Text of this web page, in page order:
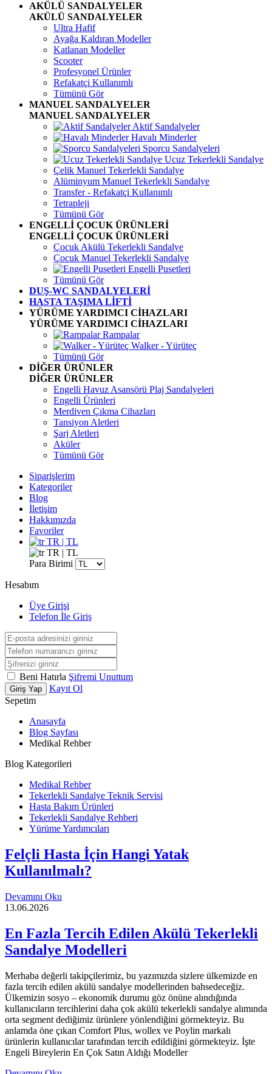
AKÜLÜ SANDALYELER
AKÜLÜ SANDALYELER
Ultra Hafif
Ayağa Kaldıran Modeller
Katlanan Modeller
Scooter
Profesyonel Ürünler
Refakatçi Kullanımlı
Tümünü Gör
MANUEL SANDALYELER
MANUEL SANDALYELER
Aktif Sandalyeler
Havalı Minderler
Sporcu Sandalyeleri
Ucuz Tekerlekli Sandalye
Çelik Manuel Tekerlekli Sandalye
Alüminyum Manuel Tekerlekli Sandalye
Transfer - Refakatçi Kullanımlı
Tetrapleji
Tümünü Gör
ENGELLİ ÇOCUK ÜRÜNLERİ
ENGELLİ ÇOCUK ÜRÜNLERİ
Çocuk Akülü Tekerlekli Sandalye
Çocuk Manuel Tekerlekli Sandalye
Engelli Pusetleri
Tümünü Gör
DUŞ-WC SANDALYELERİ
HASTA TAŞIMA LİFTİ
YÜRÜME YARDIMCI CİHAZLARI
YÜRÜME YARDIMCI CİHAZLARI
Rampalar
Walker - Yürüteç
Tümünü Gör
DİĞER ÜRÜNLER
DİĞER ÜRÜNLER
Engelli Havuz Asansörü Plaj Sandalyeleri
Engelli Ürünleri
Merdiven Çıkma Cihazları
Tansiyon Aletleri
Şarj Aletleri
Aküler
Tümünü Gör
Siparişlerim
Kategoriler
Blog
İletişim
Hakkımızda
Favoriler
TR | TL
TR | TL
Para Birimi
Hesabım
Üye Girişi
Telefon İle Giriş
Beni Hatırla Şifremi Unuttum
Giriş Yap
Kayıt Ol
Sepetim
Anasayfa
Blog Sayfası
Medikal Rehber
Blog Kategorileri
Medikal Rehber
Tekerlekli Sandalye Teknik Servisi
Hasta Bakım Ürünleri
Tekerlekli Sandalye Rehberi
Yürüme Yardımcıları
Felçli Hasta İçin Hangi Yatak
Kullanılmalı?
Devamını Oku
13.06.2026
En Fazla Tercih Edilen Akülü Tekerlekli
Sandalye Modelleri
Merhaba değerli takipçilerimiz, bu yazımızda sizlere ülkemizde en
fazla tercih edilen akülü sandalye modellerinden bahsedeceğiz.
Ülkemizin sosyo – ekonomik durumu göz önüne alındığında
kullanıcıların tercihlerini daha çok akülü tekerlekli sandalye alımında
orta segment dediğimiz ürünlere yönlendiğini görmekteyiz. Bu
anlamda öne çıkan Comfort Plus, wollex ve Poylin markalı
ürünlerin kullanıcılar tarafından tercih edildiğini görmekteyiz. İşte
Engeli Bireylerin En Çok Satın Aldığı Modeller